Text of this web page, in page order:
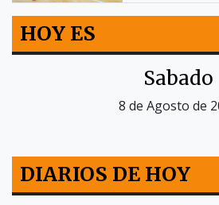
HOY ES
Sabado
8 de Agosto de
DIARIOS DE HOY